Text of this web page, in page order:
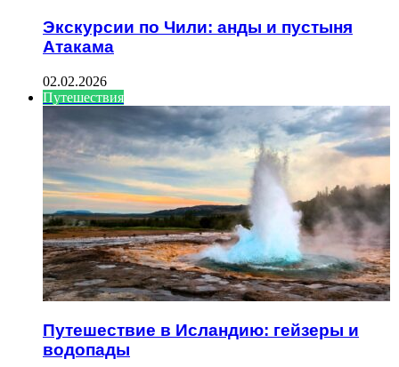
Экскурсии по Чили: анды и пустыня
Атакама
02.02.2026
Путешествия
Путешествие в Исландию: гейзеры и
водопады